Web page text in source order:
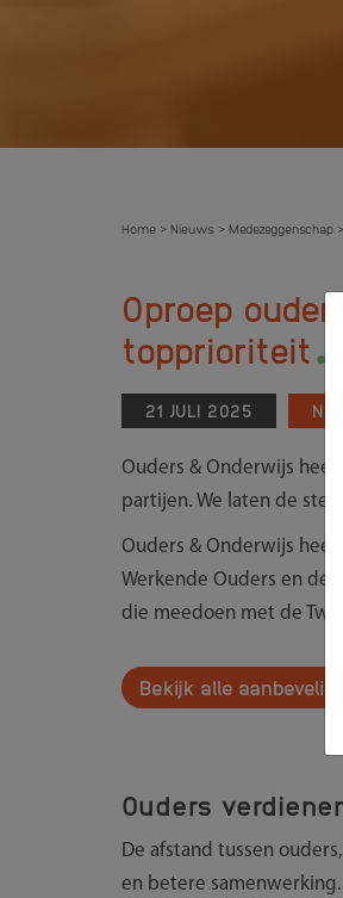
Home > Nieuws > Medezeggenschap >
Oproep
topprioriteit.
21 JULI 2025
Ouders & Onderwijs
partijen. We laten de
Ouders & Onderwijs
Werkende Ouders en de
die meedoen met de
Bekijk alle
Ouders
De afstand tussen
en betere